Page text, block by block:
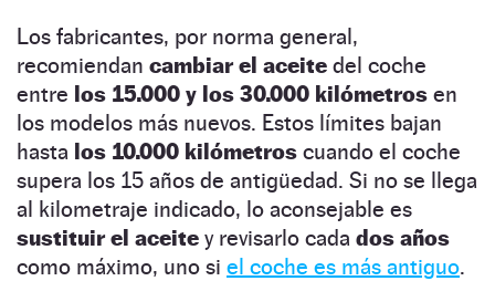
Los fabricantes, por norma general,
recomiendan cambiar el aceite del coche
entre los 15.000 y los 30.000 kilómetros en
los modelos más nuevos. Estos límites bajan
hasta los 10.000 kilómetros cuando el coche
supera los 15 años de antigüedad. Si no se llega
al kilometraje indicado, lo aconsejable es
sustituir el aceite y revisarlo cada dos años
como máximo, uno si el coche es más antiguo.